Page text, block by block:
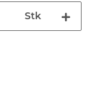
Stk